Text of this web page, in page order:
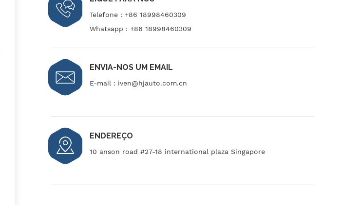
Telefone : +86 18998460309
Whatsapp : +86 18998460309
ENVIA-NOS UM EMAIL
E-mail : iven@hjauto.com.cn
ENDEREÇO
10 anson road #27-18 international plaza Singapore